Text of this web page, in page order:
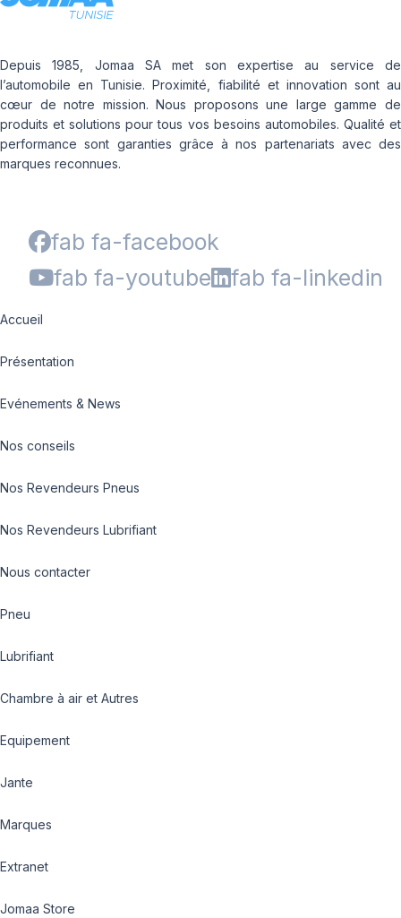
Depuis 1985, Jomaa SA met son expertise au service de
l’automobile en Tunisie. Proximité, fiabilité et innovation sont au
cœur de notre mission. Nous proposons une large gamme de
produits et solutions pour tous vos besoins automobiles. Qualité et
performance sont garanties grâce à nos partenariats avec des
marques reconnues.
fab fa-facebook
fab fa-youtube
fab fa-linkedin
Accueil
Présentation
Evénements & News
Nos conseils
Nos Revendeurs Pneus
Nos Revendeurs Lubrifiant
Nous contacter
Pneu
Lubrifiant
Chambre à air et Autres
Equipement
Jante
Marques
Extranet
Jomaa Store